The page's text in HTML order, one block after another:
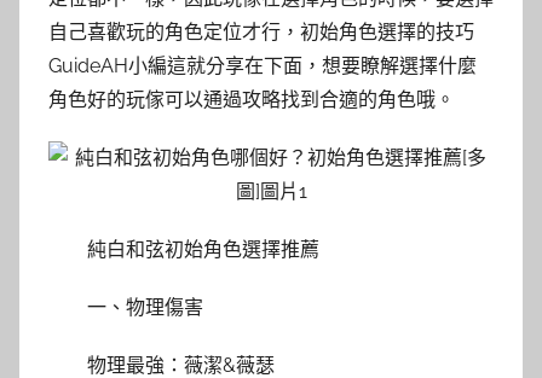
自己喜歡玩的角色定位才行，初始角色選擇的技巧
GuideAH小編這就分享在下面，想要瞭解選擇什麼
角色好的玩傢可以通過攻略找到合適的角色哦。
純白和弦初始角色選擇推薦
一、物理傷害
物理最強：薇潔&薇瑟